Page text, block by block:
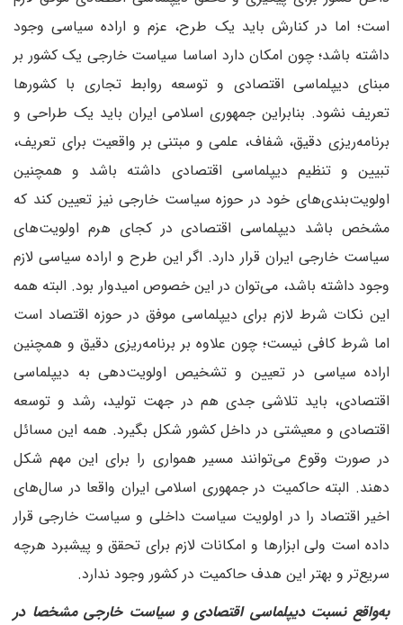
است؛ اما در کنارش باید یک طرح، عزم و اراده سیاسی وجود
داشته باشد؛ چون امکان دارد اساسا سیاست خارجی یک کشور بر
مبنای دیپلماسی اقتصادی و توسعه روابط تجاری با کشورها
تعریف نشود. بنابراین جمهوری اسلامی ایران باید یک طراحی و
برنامه‌ریزی دقیق، شفاف، علمی و مبتنی بر واقعیت برای تعریف،
تبیین و تنظیم دیپلماسی اقتصادی داشته باشد و همچنین
اولویت‌بندی‌های خود در حوزه سیاست خارجی نیز تعیین کند که
مشخص باشد دیپلماسی اقتصادی در کجای هرم اولویت‌های
سیاست خارجی ایران قرار دارد. اگر این طرح و اراده سیاسی لازم
وجود داشته باشد، می‌توان در این خصوص امیدوار بود. البته همه
این نکات شرط لازم برای دیپلماسی موفق در حوزه اقتصاد است
اما شرط کافی نیست؛ چون علاوه بر برنامه‌ریزی دقیق و همچنین
اراده سیاسی در تعیین و تشخیص اولویت‌دهی به دیپلماسی
اقتصادی، باید تلاشی جدی هم در جهت تولید، رشد و توسعه
اقتصادی و معیشتی در داخل کشور شکل بگیرد. همه این مسائل
در صورت وقوع می‌توانند مسیر همواری را برای این مهم شکل
دهند. البته حاکمیت در جمهوری اسلامی ایران واقعا در سال‌های
اخیر اقتصاد را در اولویت سیاست داخلی و سیاست خارجی قرار
داده است ولی ابزارها و امکانات لازم برای تحقق و پیشبرد هرچه
سریع‌تر و بهتر این هدف حاکمیت در کشور وجود ندارد.
‌به‌واقع نسبت دیپلماسی اقتصادی و سیاست خارجی مشخصا در